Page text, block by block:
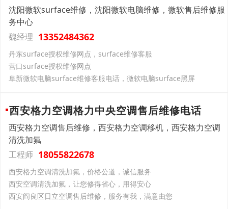
沈阳微软surface维修，沈阳微软电脑维修，微软售后维修服
务中心
魏经理 13352484362
丹东surface授权维修网点，surface维修客服
营口surface授权维修网点
阜新微软电脑surface维修客服电话，微软电脑surface黑屏
西安格力空调格力中央空调售后维修电话
西安格力空调售后维修，西安格力空调移机，西安格力空调
清洗加氟
工程师 18055822678
西安格力空调清洗加氟，价格公道，诚信服务
西安空调清洗加氟，让您修得省心，用得安心
西安阎良区日立空调售后维修，服务有我，满意由您